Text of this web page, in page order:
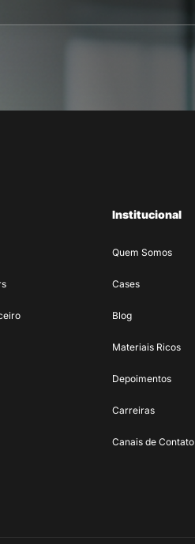
Institucional
Quem Somos
Cases
Blog
Materiais Ricos
Depoimentos
Carreiras
Canais de Contato